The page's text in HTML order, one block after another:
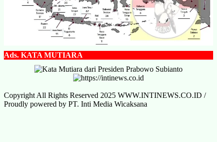
Ads. KATA MUTIARA
Copyright All Rights Reserved 2025 WWW.INTINEWS.CO.ID /
Proudly powered by PT. Inti Media Wicaksana